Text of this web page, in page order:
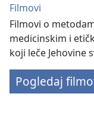
Filmovi
Filmovi o
medicinskim i
koji leče Jehovine
Pogledaj